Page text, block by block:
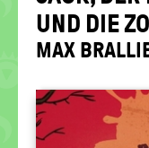
UND DIE
MAX